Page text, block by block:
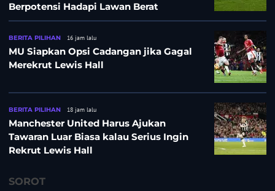
Berpotensi Hadapi Lawan Berat
BERITA PILIHAN 16 jam lalu
MU Siapkan Opsi Cadangan jika Gagal
Merekrut Lewis Hall
BERITA PILIHAN 18 jam lalu
Manchester United Harus Ajukan
Tawaran Luar Biasa kalau Serius Ingin
Rekrut Lewis Hall
SOROT